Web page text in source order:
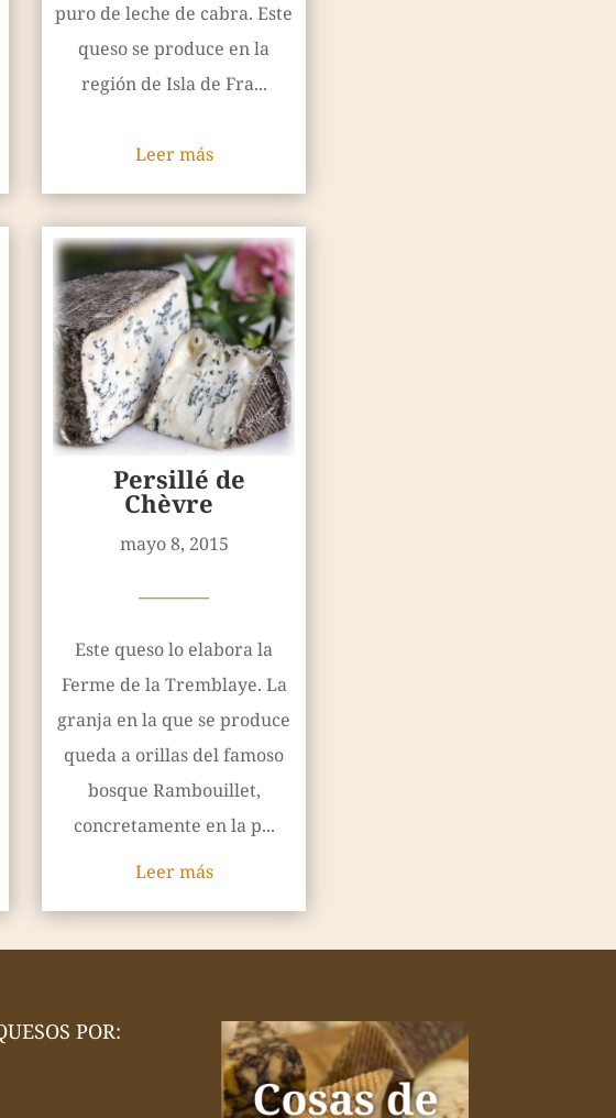
puro de leche de cabra. Este
queso se produce en la
región de Isla de Fra...
Leer más
Persillé de
Chèvre
mayo 8, 2015
————
Este queso lo elabora la
Ferme de la Tremblaye. La
granja en la que se produce
queda a orillas del famoso
bosque Rambouillet,
concretamente en la p...
Leer más
POR: